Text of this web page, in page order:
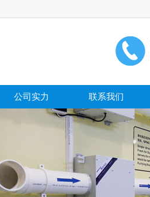
公司实力 联系我们